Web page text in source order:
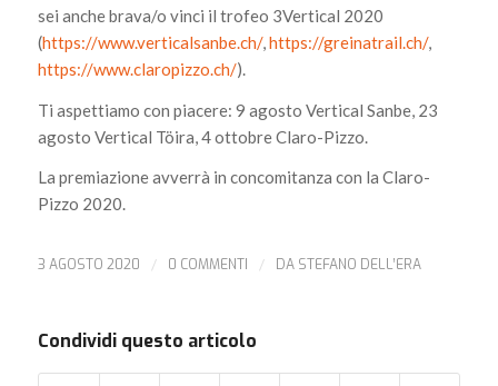
sei anche brava/o vinci il trofeo 3Vertical 2020
(https://www.verticalsanbe.ch/,https://greinatrail.ch/,
https://www.claropizzo.ch/).
Ti aspettiamo con piacere: 9 agosto Vertical Sanbe, 23
agosto Vertical Töira, 4 ottobre Claro-Pizzo.
La premiazione avverrà in concomitanza con la Claro-
Pizzo 2020.
3 AGOSTO 2020 / 0 COMMENTI / DA STEFANO DELL’ERA
Condividi questo articolo